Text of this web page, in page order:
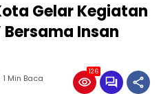
Gelar Kegiatan
Insan
1 Min Baca
126